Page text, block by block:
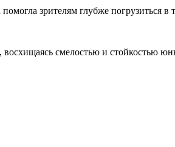
помогла зрителям глубже погрузиться в
восхищаясь смелостью и стойкостью